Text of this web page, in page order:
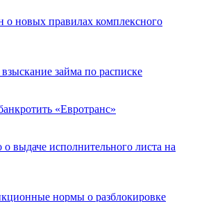
о новых правилах комплексного
займа по расписке
«Евротранс»
выдаче исполнительного листа на
нормы о разблокировке